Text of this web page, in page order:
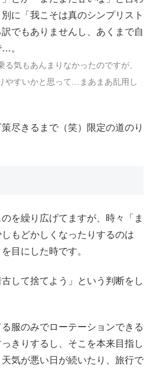
に「我こそは真のシンプリスト
でもありませんし、あくまで自
。
気もあんまりなかったのですが、
やすいかと思って…まあまあ乱用し
尽きるまで（笑）限定の道のり
を繰り広げてますが、時々「ま
もどかしくなったりするのは
目にした時です。
して捨てよう」という判断をし
服のみでローテーションできる
きりするし、そこを本来目指し
気が悪い日が続いたり、旅行で